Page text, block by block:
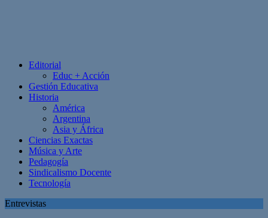
Editorial
Educ + Acción
Gestión Educativa
Historia
América
Argentina
Asia y África
Ciencias Exactas
Música y Arte
Pedagogía
Sindicalismo Docente
Tecnología
Entrevistas